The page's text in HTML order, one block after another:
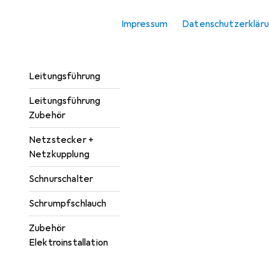
Impressum
Leitungsführung
Leitungsführung
Zubehör
Netzstecker +
Netzkupplung
Schnurschalter
Schrumpfschlauch
Zubehör
Elektroinstallation